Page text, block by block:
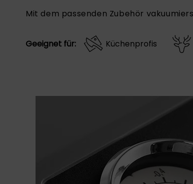
Mit dem passenden Zubehör
Geeignet für: Küchenprofis